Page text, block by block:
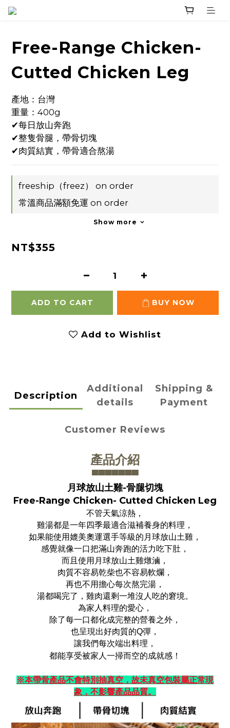
Free-Range Chicken-
Cutted Chicken Leg
產地：台灣
重量：400g
✔每日放山奔跑
✔整隻骨腿，帶骨切塊
✔肉質結實，帶骨適合熬湯
freeship（freez） on order
常溫商品滿額免運 on order
Show more
NT$355
ADD TO CART BUY NOW
Add to Wishlist
Description
Additional
details
Shipping &
Payment
Customer Reviews
產品介紹
▀▀▀▀▀▀▀
月球放山土雞-骨腿切塊
Free-Range Chicken- Cutted Chicken Leg
不管天氣涼熱，
雞湯都是一年四季最適合滋補養身的料理，
如果能使用媲美奧運選手等級的月球放山土雞，
感覺就像一口把滿山奔跑的活力吃下肚，
而且使用月球放山土雞燉滷，
肉質不容易乾柴也不容易軟爛，
再也不用擔心每次熬完湯，
湯都喝完了，雞肉還剩一堆沒人吃的窘境。
為家人料理的愛心，
除了每一口都化成完整的營養之外，
也呈現出好肉質的Q彈，
讓我們每次端出料理，
都能享受被家人一掃而空的成就感！
※本帶骨產品不會特別抽真空，故未真空包裝屬正常現
象，不影響產品品質。